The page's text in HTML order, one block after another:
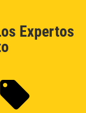
Expertos